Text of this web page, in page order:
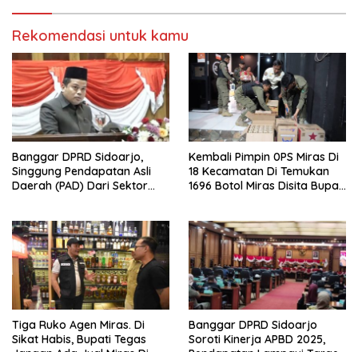
Agustus Tahun 2026
Rekomendasi untuk kamu
Banggar DPRD Sidoarjo,
Singgung Pendapatan Asli
Daerah (PAD) Dari Sektor
Evaluasi Secara Menyeluruh
Kembali Pimpin 0PS Miras Di
18 Kecamatan Di Temukan
1696 Botol Miras Disita Bupati
Tiga Ruko Agen Miras. Di
Sikat Habis, Bupati Tegas
Banggar DPRD Sidoarjo
Soroti Kinerja APBD 2025,